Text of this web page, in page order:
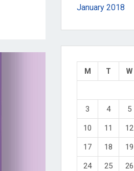
January 2018
M T W
3 4 5
10 11 12
17 18 19
24 25 26